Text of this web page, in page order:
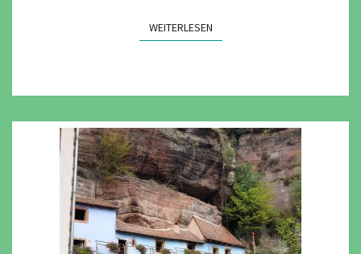
WEITERLESENWEITERLESEN